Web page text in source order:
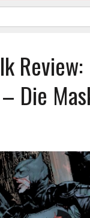
Review:
Die